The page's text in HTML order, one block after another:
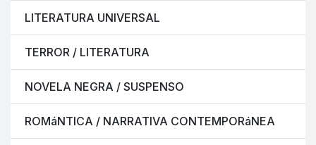
LITERATURA UNIVERSAL
TERROR / LITERATURA
NOVELA NEGRA / SUSPENSO
ROMáNTICA / NARRATIVA CONTEMPORáNEA